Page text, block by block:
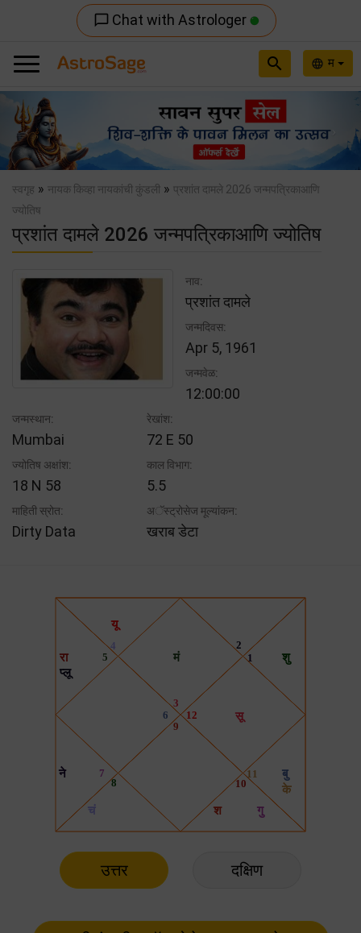
chat_bubble_outline Chat with Astrologer
language म
search
Previous
स्वगृह » नायक किव्हा नायकांची कुंडली » प्रशांत दामले 2026 जन्मपत्रिकाआणि
ज्योतिष
प्रशांत दामले 2026 जन्मपत्रिकाआणि ज्योतिष
नाव:
प्रशांत दामले
जन्मदिवस:
Apr 5, 1961
जन्मवेळ:
12:00:00
जन्मस्थान:
Mumbai
रेखांश:
72 E 50
ज्योतिष अक्षांश:
18 N 58
काल विभाग:
5.5
माहिती स्रोत:
Dirty Data
अॅस्ट्रोसेज मूल्यांकन:
खराब डेटा
उत्तर दक्षिण